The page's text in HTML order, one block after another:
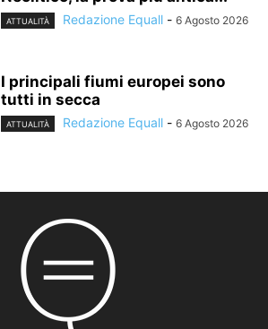
ATTUALITÀ Redazione Equall - 6 Agosto 2026
I principali fiumi europei sono
tutti in secca
ATTUALITÀ Redazione Equall - 6 Agosto 2026